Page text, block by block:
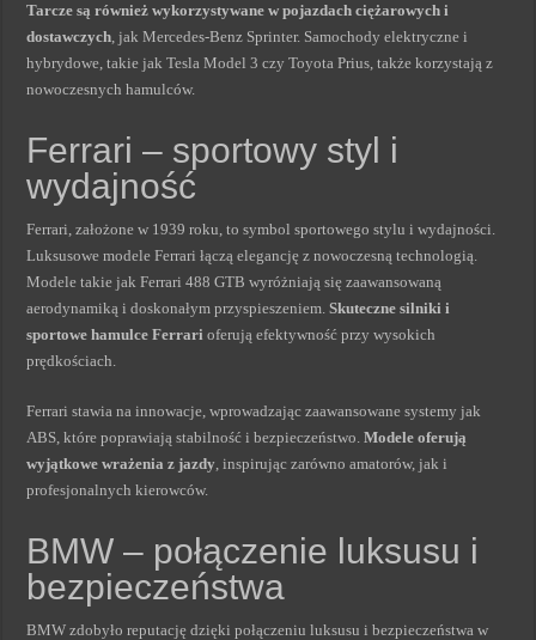
Tarcze są również wykorzystywane w pojazdach ciężarowych i
dostawczych, jak Mercedes-Benz Sprinter. Samochody elektryczne i
hybrydowe, takie jak Tesla Model 3 czy Toyota Prius, także korzystają z
nowoczesnych hamulców.
Ferrari – sportowy styl i
wydajność
Ferrari, założone w 1939 roku, to symbol sportowego stylu i wydajności.
Luksusowe modele Ferrari łączą elegancję z nowoczesną technologią.
Modele takie jak Ferrari 488 GTB wyróżniają się zaawansowaną
aerodynamiką i doskonałym przyspieszeniem.Skuteczne silniki i
sportowe hamulce Ferrari oferują efektywność przy wysokich
prędkościach.
Ferrari stawia na innowacje, wprowadzając zaawansowane systemy jak
ABS, które poprawiają stabilność i bezpieczeństwo.Modele oferują
wyjątkowe wrażenia z jazdy, inspirując zarówno amatorów, jak i
profesjonalnych kierowców.
BMW – połączenie luksusu i
bezpieczeństwa
BMW zdobyło reputację dzięki połączeniu luksusu i bezpieczeństwa w